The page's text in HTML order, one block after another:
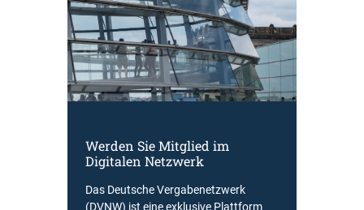
Werden Sie Mitglied im
Digitalen Netzwerk
Das Deutsche Vergabenetzwerk
(DVNW) ist eine exklusive Plattform